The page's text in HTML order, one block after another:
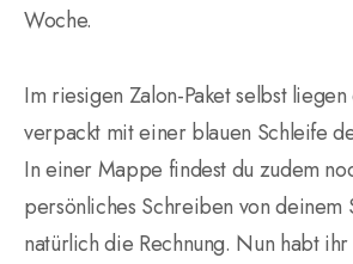
Woche.
Im riesigen Zalon-Paket selbst liegen
verpackt mit einer blauen Schleife
In einer Mappe findest du zudem
persönliches Schreiben von deinem
natürlich die Rechnung. Nun habt